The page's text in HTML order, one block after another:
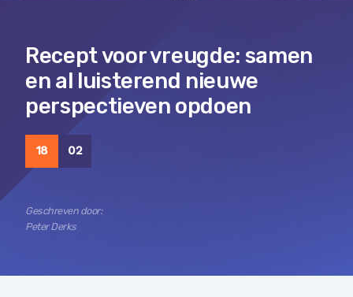
Recept voor vreugde: samen
en al luisterend nieuwe
perspectieven opdoen
18 02
Geschreven door:
Peter Derks